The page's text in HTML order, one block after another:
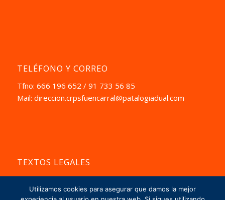
TELÉFONO Y CORREO
Tfno: 666 196 652 / 91 733 56 85
Mail: direccion.crpsfuencarral@patalogiadual.com
TEXTOS LEGALES
Aviso Pegal
La Política de Privacidad
Utilizamos cookies para asegurar que damos la mejor